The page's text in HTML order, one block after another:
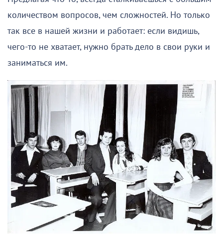
количеством вопросов, чем сложностей. Но только
так все в нашей жизни и работает: если видишь,
чего-то не хватает, нужно брать дело в свои руки и
заниматься им.